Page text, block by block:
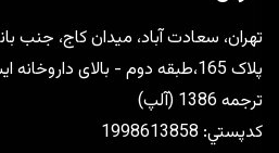
تهران، سعادت آباد، ميدان كاج، جنب
ترجمه 1386 (آلپ)
كدپستي: 1998613858